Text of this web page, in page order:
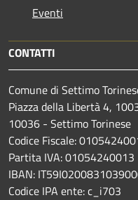
Eventi
CONTATTI
Comune di Settimo
Piazza della Libertà 4,
10036 - Settimo Torinese
Codice Fiscale:
Partita IVA: 01054240013
IBAN:
Codice IPA ente: c_i703